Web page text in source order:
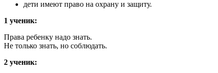
дети имеют право на охрану и защиту.
1 ученик:
Права ребенку надо знать.
Не только знать, но соблюдать.
2 ученик: